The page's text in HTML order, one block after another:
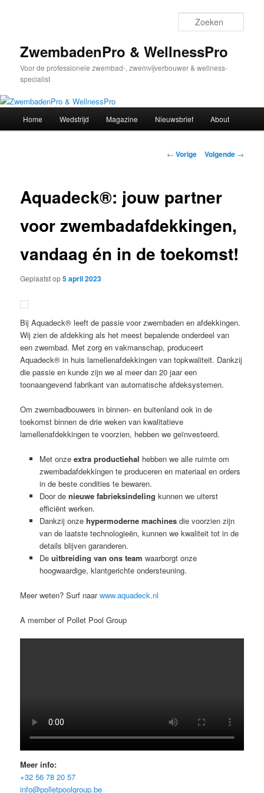
inhoudZwembadenPro & WellnessPro
Voor de professionele zwembad-, zwemvijverbouwer & wellness-
specialist
Home Wedstrijd Magazine Nieuwsbrief About
Bericht
← Vorige Volgende →
Aquadeck®: jouw partner
voor zwembadafdekkingen,
vandaag én in de toekomst!
Geplaatst op5 april 2023
Bij Aquadeck® leeft de passie voor zwembaden en afdekkingen.
Wij zien de afdekking als het meest bepalende onderdeel van
een zwembad. Met zorg en vakmanschap, produceert
Aquadeck® in huis lamellenafdekkingen van topkwaliteit. Dankzij
die passie en kunde zijn we al meer dan 20 jaar een
toonaangevend fabrikant van automatische afdeksystemen.
Om zwembadbouwers in binnen- en buitenland ook in de
toekomst binnen de drie weken van kwalitatieve
lamellenafdekkingen te voorzien, hebben we geïnvesteerd.
Met onze extra productiehal hebben we alle ruimte om
zwembadafdekkingen te produceren en materiaal en orders
in de beste condities te bewaren.
Door de nieuwe fabrieksindeling kunnen we uiterst
efficiënt werken.
Dankzij onze hypermoderne machinesdie voorzien zijn
van de laatste technologieën, kunnen we kwaliteit tot in de
details blijven garanderen.
De uitbreiding van ons team waarborgt onze
hoogwaardige, klantgerichte ondersteuning.
Meer weten? Surf naarwww.aquadeck.nl
A member of Pollet Pool Group
Meer info:
+32 56 78 20 57
info@polletpoolgroup.be